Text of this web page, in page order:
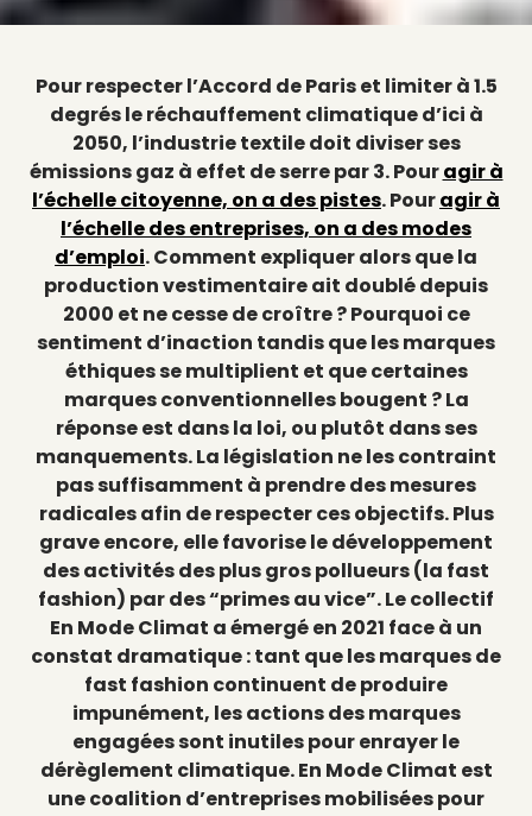
Pour respecter l’Accord de Paris et limiter à 1.5
degrés le réchauffement climatique d’ici à
2050, l’industrie textile doit diviser ses
émissions gaz à effet de serre par 3. Pouragir à
l’échelle citoyenne, on a des pistes. Pouragir à
l’échelle des entreprises, on a des modes
d’emploi. Comment expliquer alors que la
production vestimentaire ait doublé depuis
2000 et ne cesse de croître ? Pourquoi ce
sentiment d’inaction tandis que les marques
éthiques se multiplient et que certaines
marques conventionnelles bougent ? La
réponse est dans la loi, ou plutôt dans ses
manquements. La législation ne les contraint
pas suffisamment à prendre des mesures
radicales afin de respecter ces objectifs. Plus
grave encore, elle favorise le développement
des activités des plus gros pollueurs (la fast
fashion) par des “primes au vice”. Le collectif
En Mode Climat a émergé en 2021 face à un
constat dramatique : tant que les marques de
fast fashion continuent de produire
impunément, les actions des marques
engagées sont inutiles pour enrayer le
dérèglement climatique. En Mode Climat est
une coalition d’entreprises mobilisées pour